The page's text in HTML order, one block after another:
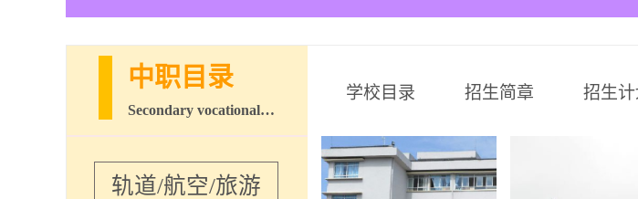
中职目录
Secondary vocational school
轨道/航空/旅游
学校目录 招生简章 招生计